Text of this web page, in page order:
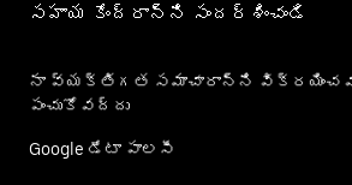
సహాయ కేంద్రాన్ని సందర్శించండి
నా వ్యక్తిగత సమాచారాన్ని
పంచుకోవద్దు
Google డేటా పాలసీ